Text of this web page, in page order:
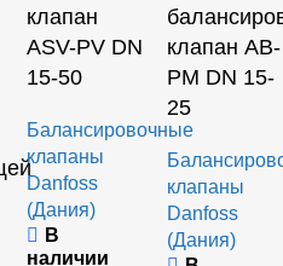
клапан
ASV-PV DN
15-50
Балансировочные
клапаны
Danfoss
(Дания)
В
наличии
клапан AB-
PM DN 15-
25
клапаны
Danfoss
(Дания)